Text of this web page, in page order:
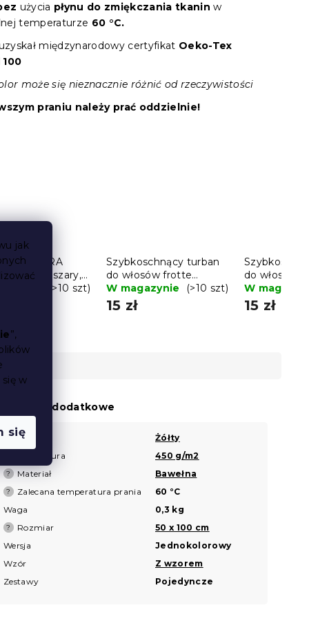
jak
”,
w
się
użycia płynu do zmiękczania tkanin w
temperaturze 60 °C.
międzynarodowy certyfikat Oeko-Tex
może się nieznacznie różnić od rzeczywistości
praniu należy prać oddzielnie!
CARRARA
cm jasnoszary,
(>10 szt)
Szybkoschnący turban
do włosów frotte
czerwony, 100%
bawełna
W magazynie (>10 szt)
15 zł
do włosów
bawełna
W
15 zł
Parametry dodatkowe
? Kolor Żółty
Gramatura 450 g/m2
? Materiał Bawełna
? Zalecana temperatura prania
60 °C
Waga
0,3 kg
? Rozmiar
50 x 100 cm
Wersja
Jednokolorowy
Wzór
Z wzorem
Zestawy
Pojedyncze